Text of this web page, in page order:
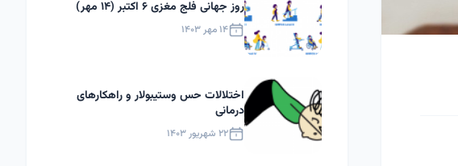
روز جهانی فلج مغزی ۶ اکتبر (۱۴ مهر)
۱۴ مهر ۱۴۰۳
اختلالات حس وستیبولار و راهکارهای
درمانی
۲۲ شهریور ۱۴۰۳